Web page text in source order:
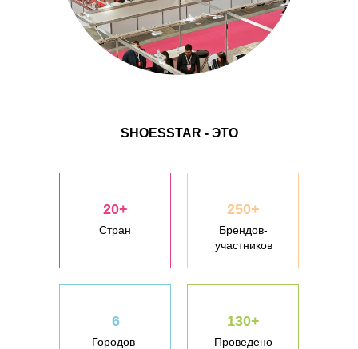
20+
Стран
SHOESSTAR - ЭТО
250+
Брендов-
участников
6
Городов
130+
Проведено